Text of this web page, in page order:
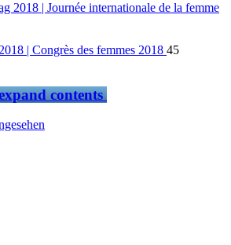
2018 | Journée internationale de la femme
| Congrès des femmes 2018 45
contents